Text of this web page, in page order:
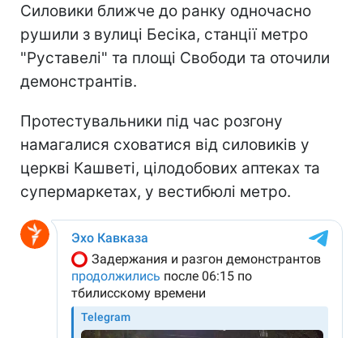
Силовики ближче до ранку одночасно
рушили з вулиці Бесіка, станції метро
"Руставелі" та площі Свободи та оточили
демонстрантів.
Протестувальники під час розгону
намагалися сховатися від силовиків у
церкві Кашветі, цілодобових аптеках та
супермаркетах, у вестибюлі метро.